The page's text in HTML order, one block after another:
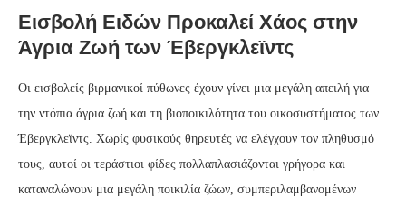
Εισβολή Ειδών Προκαλεί Χάος στην
Άγρια Ζωή των Έβεργκλεϊντς
Οι εισβολείς βιρμανικοί πύθωνες έχουν γίνει μια μεγάλη απειλή για
την ντόπια άγρια ζωή και τη βιοποικιλότητα του οικοσυστήματος των
Έβεργκλεϊντς. Χωρίς φυσικούς θηρευτές να ελέγχουν τον πληθυσμό
τους, αυτοί οι τεράστιοι φίδες πολλαπλασιάζονται γρήγορα και
καταναλώνουν μια μεγάλη ποικιλία ζώων, συμπεριλαμβανομένων